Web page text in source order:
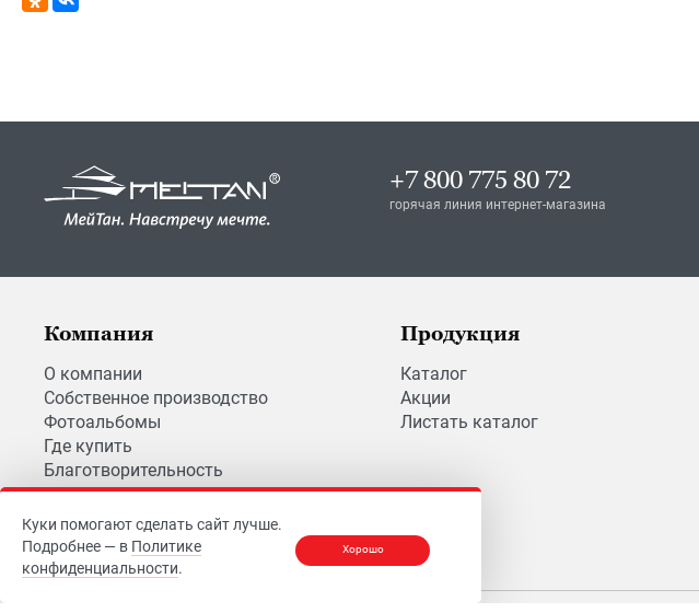
+7 800 775 80 72
горячая линия интернет-магазина
Компания
О компании
Собственное производство
Фотоальбомы
Где купить
Благотворительность
Вакансии
Продукция
Каталог
Акции
Листать каталог
Куки помогают сделать сайт лучше.
Подробнее — в Политике
конфиденциальности.
Хорошо